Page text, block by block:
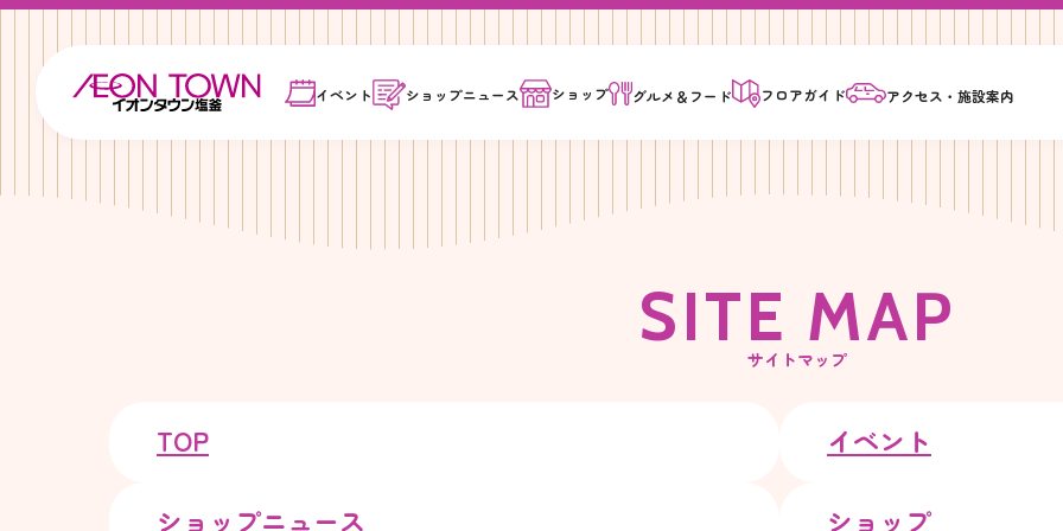
イベント ショップニュース ショップ グルメ＆ フード フロアガイド アクセス・施設案内
SITE MAP
サイトマップ
TOP イベント
ショップニュース ショップ